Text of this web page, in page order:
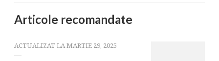
Articole recomandate
ACTUALIZAT LAMARTIE 29, 2025